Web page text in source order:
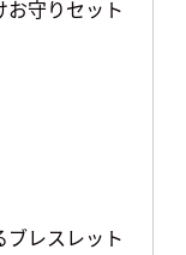
お守りセット
ブレスレット